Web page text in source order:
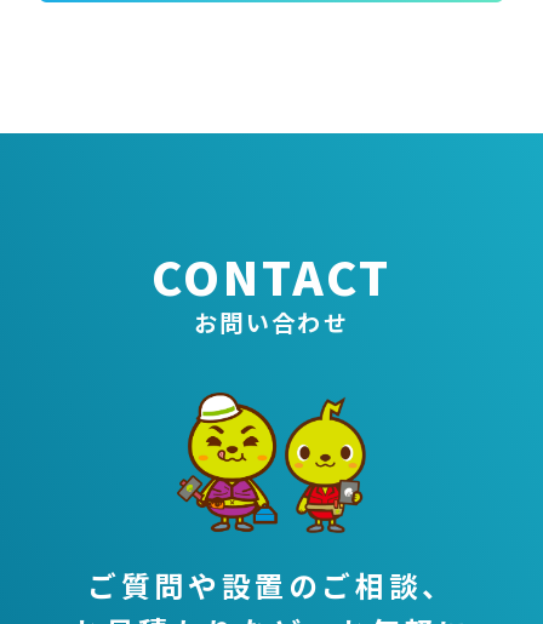
CONTACT
お問い合わせ
ご質問や設置のご相談、